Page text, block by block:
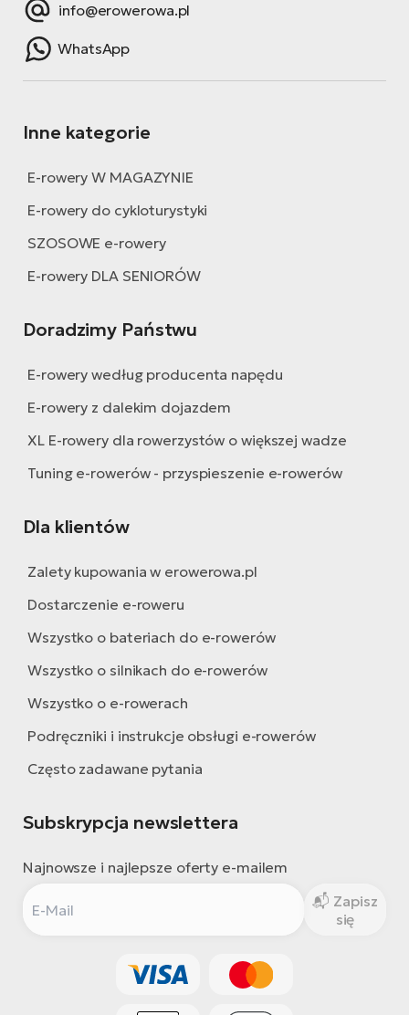
info@erowerowa.pl
WhatsApp
Inne kategorie
E-rowery W MAGAZYNIE
E-rowery do cykloturystyki
SZOSOWE e-rowery
E-rowery DLA SENIORÓW
Doradzimy Państwu
E-rowery według producenta napędu
E-rowery z dalekim dojazdem
XL E-rowery dla rowerzystów o większej wadze
Tuning e-rowerów - przyspieszenie e-rowerów
Dla klientów
Zalety kupowania w erowerowa.pl
Dostarczenie e-roweru
Wszystko o bateriach do e-rowerów
Wszystko o silnikach do e-rowerów
Wszystko o e-rowerach
Podręczniki i instrukcje obsługi e-rowerów
Często zadawane pytania
Subskrypcja newslettera
Najnowsze i najlepsze oferty e-mailem
się